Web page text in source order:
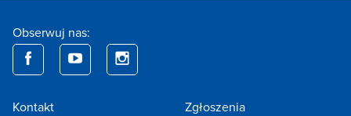
Obserwuj nas:
Kontakt
Zgłoszenia